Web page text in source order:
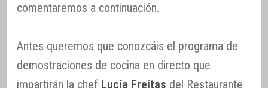
comentaremos a continuación.
Antes queremos que conozcáis el programa de
demostraciones de cocina en directo que
impartirán la chef Lucía Freitas del Restaurante